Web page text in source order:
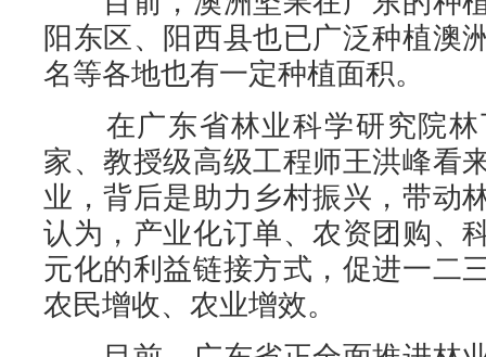
阳东区、阳西县也已广泛种植澳
名等各地也有一定种植面积。
在广东省林业科学研究院林
家、教授级高级工程师王洪峰看
业，背后是助力乡村振兴，带动
认为，产业化订单、农资团购、
元化的利益链接方式，促进一二
农民增收、农业增效。